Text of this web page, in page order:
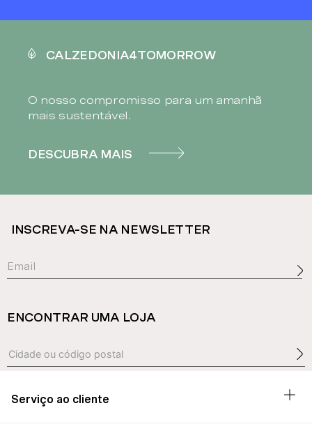
CALZEDONIA4TOMORROW
O nosso compromisso para um amanhã
mais sustentável.
DESCUBRA MAIS
INSCREVA-SE NA NEWSLETTER
ENCONTRAR UMA LOJA
Serviço ao cliente